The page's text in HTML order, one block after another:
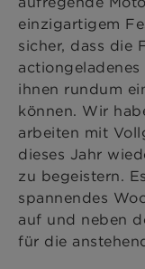
einzigartigem
sicher, dass die
ihnen rundum
können. Wir
arbeiten mit
dieses Jahr
zu begeistern.
spannendes
auf und neben
für die